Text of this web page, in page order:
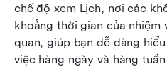
chế độ xem Lịch, nơi các
khoảng thời gian của nhiệm
quan, giúp bạn dễ dàng
việc hàng ngày và hàng